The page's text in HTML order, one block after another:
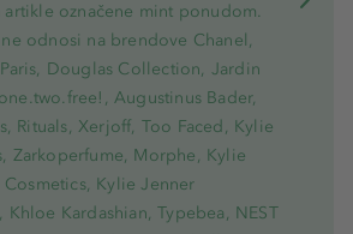
artikle označene mint ponudom.
ne odnosi na brendove Chanel,
Paris, Douglas Collection, Jardin
Augustinus Bader,
Rituals, Xerjoff, Too Faced, Kylie
Zarkoperfume, Morphe, Kylie
Kylie Jenner
Khloe Kardashian, Typebea, NEST